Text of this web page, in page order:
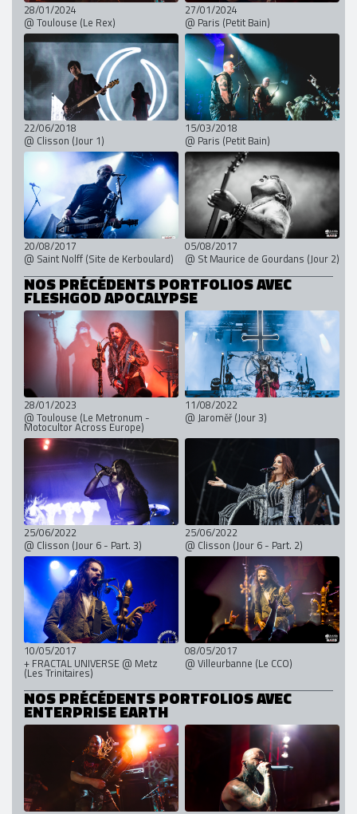
28/01/2024
@ Toulouse (Le Rex)
27/01/2024
@ Paris (Petit Bain)
22/06/2018
@ Clisson (Jour 1)
15/03/2018
@ Paris (Petit Bain)
20/08/2017
@ Saint Nolff (Site de Kerboulard)
05/08/2017
@ St Maurice de Gourdans (Jour 2)
NOS PRÉCÉDENTS PORTFOLIOS AVEC
FLESHGOD APOCALYPSE
28/01/2023
@ Toulouse (Le Metronum -
Motocultor Across Europe)
11/08/2022
@ Jaroměř (Jour 3)
25/06/2022
@ Clisson (Jour 6 - Part. 3)
25/06/2022
@ Clisson (Jour 6 - Part. 2)
10/05/2017
+ FRACTAL UNIVERSE @ Metz
(Les Trinitaires)
08/05/2017
@ Villeurbanne (Le CCO)
NOS PRÉCÉDENTS PORTFOLIOS AVEC
ENTERPRISE EARTH